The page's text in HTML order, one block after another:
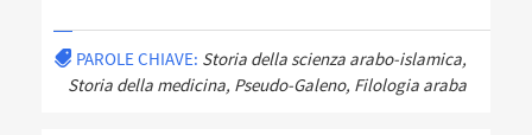
PAROLE CHIAVE: Storia della scienza arabo-islamica,
Storia della medicina, Pseudo-Galeno, Filologia araba